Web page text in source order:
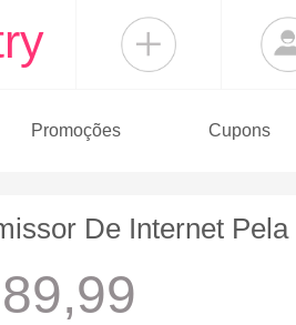
Promoções Cupons
De Internet